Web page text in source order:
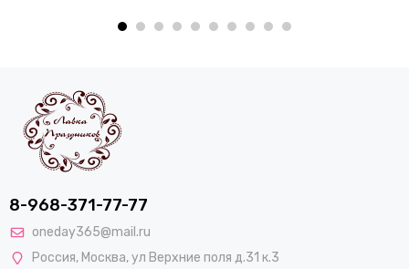
8-968-371-77-77
oneday365@mail.ru
Россия, Москва,ул Верхние поля д.31 к.3